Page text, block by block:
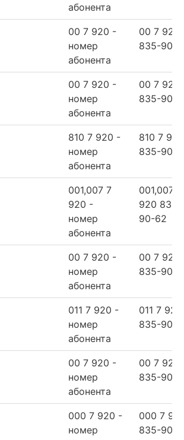
абонента
00 7 920 -
номер
абонента
00 7 920
835-90-
00 7 920 -
номер
абонента
00 7 920
835-90-
810 7 920 -
номер
абонента
810 7 920
835-90-
001,007 7
920 -
номер
абонента
001,007 7
920 835-
90-62
00 7 920 -
номер
абонента
00 7 920
835-90-
011 7 920 -
номер
абонента
011 7 920
835-90-
00 7 920 -
номер
абонента
00 7 920
835-90-
000 7 920 -
номер
000 7
835-90-